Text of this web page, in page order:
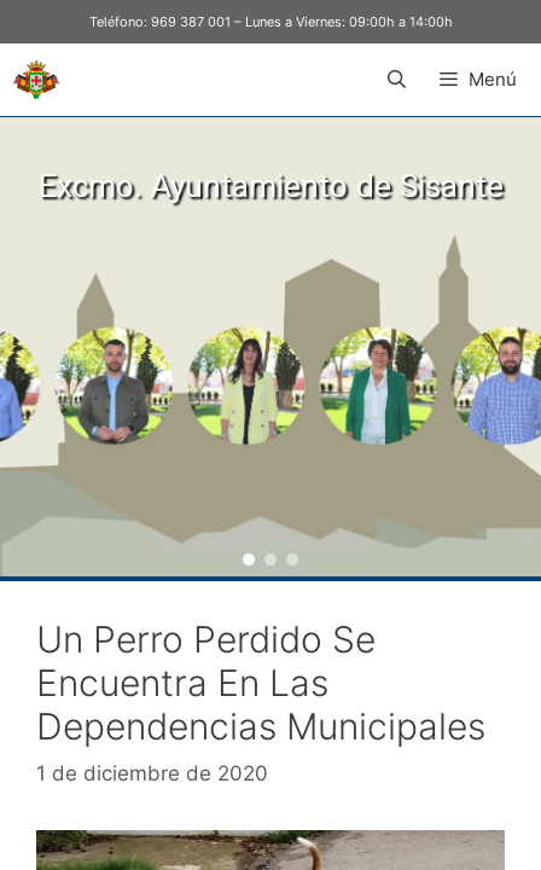
Teléfono: 969 387 001 – Lunes a Viernes: 09:00h a 14:00h
Menú
Excmo. Ayuntamiento de Sisante
Un Perro Perdido Se
Encuentra En Las
Dependencias Municipales
1 de diciembre de 2020